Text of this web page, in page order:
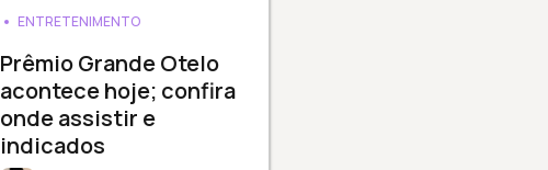
ENTRETENIMENTO
Prêmio Grande Otelo
acontece hoje; confira
onde assistir e
indicados